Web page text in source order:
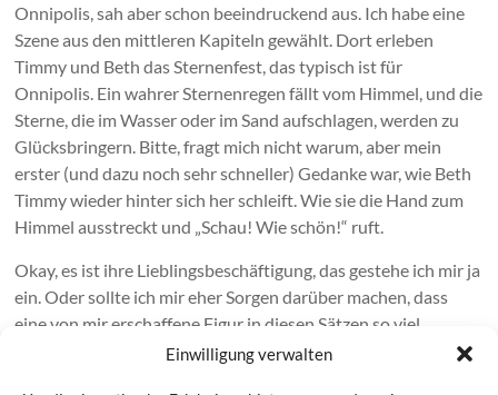
Einwilligung verwalten
Onnipolis, sah aber schon beeindruckend aus. Ich habe eine
Szene aus den mittleren Kapiteln gewählt. Dort erleben
Timmy und Beth das Sternenfest, das typisch ist für
Onnipolis. Ein wahrer Sternenregen fällt vom Himmel, und die
Sterne, die im Wasser oder im Sand aufschlagen, werden zu
Glücksbringern. Bitte, fragt mich nicht warum, aber mein
erster (und dazu noch sehr schneller) Gedanke war, wie Beth
Timmy wieder hinter sich her schleift. Wie sie die Hand zum
Himmel ausstreckt und „Schau! Wie schön!“ ruft.
Okay, es ist ihre Lieblingsbeschäftigung, das gestehe ich mir ja
ein. Oder sollte ich mir eher Sorgen darüber machen, dass
eine von mir erschaffene Figur in diesen Sätzen so viel
Gewicht erhält, wie eine real existierende … Nein, daran